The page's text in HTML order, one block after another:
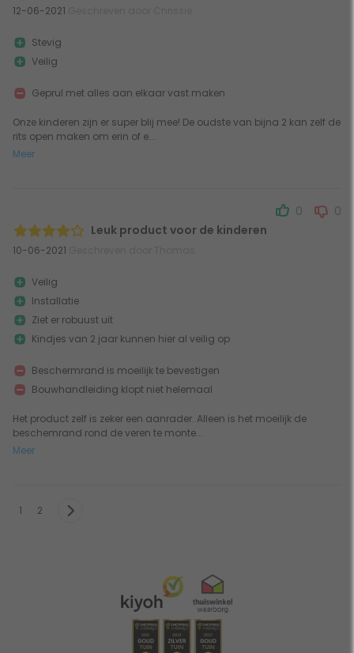
12-06-2021
Onze kinderen zijn er super blij mee! De oudste van bijna 2 kan zelf de
rits open maken om erin of e...
Meer
Stevig
Veilig
Geprul met alles aan elkaar vast maken
Leuk product voor de kinderen
10-06-2021
0 0
Het product zelf is zeker een aanrader. Alleen is het moeilijk de
beschemrand rond de veren te monte...
Meer
Veilig
Installatie
Ziet er robuust uit
Kindjes van 2 jaar kunnen hier al veilig op
Beschermrand is moeilijk te bevestigen
Bouwhandleiding klopt niet helemaal
1 2